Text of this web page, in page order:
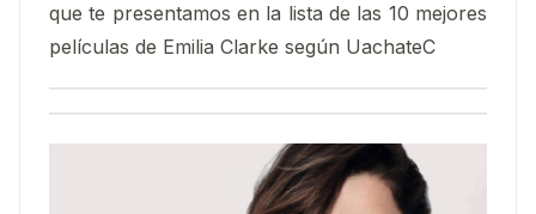
que te presentamos en la lista de las 10 mejores
películas de Emilia Clarke según UachateC